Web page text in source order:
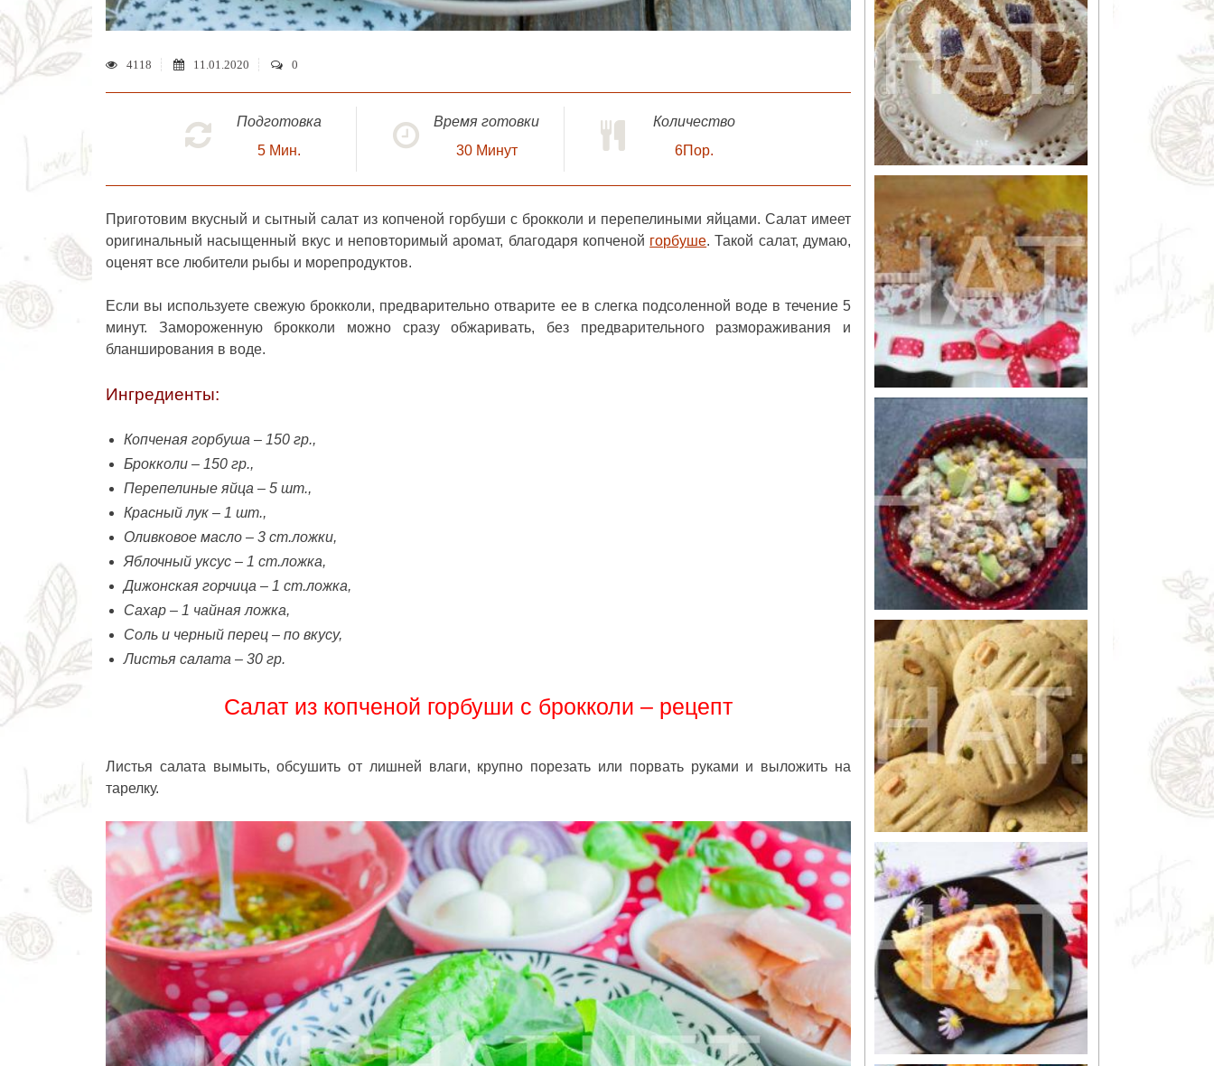
4118 11.01.2020 0
Подготовка
5 Мин.
Время готовки
30 Минут
Количество
6Пор.
Приготовим вкусный и сытный салат из копченой горбуши с брокколи и перепелиными яйцами. Салат имеет
оригинальный насыщенный вкус и неповторимый аромат, благодаря копченой горбуше. Такой салат, думаю,
оценят все любители рыбы и морепродуктов.
Если вы используете свежую брокколи, предварительно отварите ее в слегка подсоленной воде в течение 5
минут. Замороженную брокколи можно сразу обжаривать, без предварительного размораживания и
бланширования в воде.
Ингредиенты:
Копченая горбуша – 150 гр.,
Брокколи – 150 гр.,
Перепелиные яйца – 5 шт.,
Красный лук – 1 шт.,
Оливковое масло – 3 ст.ложки,
Яблочный уксус – 1 ст.ложка,
Дижонская горчица – 1 ст.ложка,
Сахар – 1 чайная ложка,
Соль и черный перец – по вкусу,
Листья салата – 30 гр.
Салат из копченой горбуши с брокколи – рецепт
Листья салата вымыть, обсушить от лишней влаги, крупно порезать или порвать руками и выложить на
тарелку.